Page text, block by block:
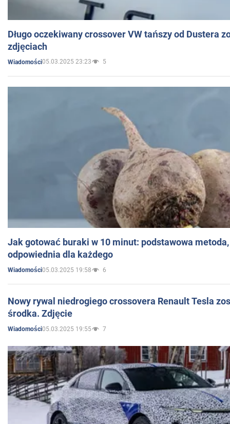
Długo oczekiwany crossover VW tańszy od Dustera
zdjęciach
Wiadomości05.03.2025 23:23 5
Jak gotować buraki w 10 minut: podstawowa
odpowiednia dla każdego
Wiadomości05.03.2025 19:58 6
Nowy rywal niedrogiego crossovera Renault Tesla
środka. Zdjęcie
Wiadomości05.03.2025 19:55 7